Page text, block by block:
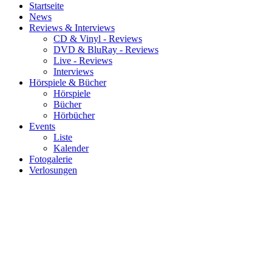
Startseite
News
Reviews & Interviews
CD & Vinyl - Reviews
DVD & BluRay - Reviews
Live - Reviews
Interviews
Hörspiele & Bücher
Hörspiele
Bücher
Hörbücher
Events
Liste
Kalender
Fotogalerie
Verlosungen